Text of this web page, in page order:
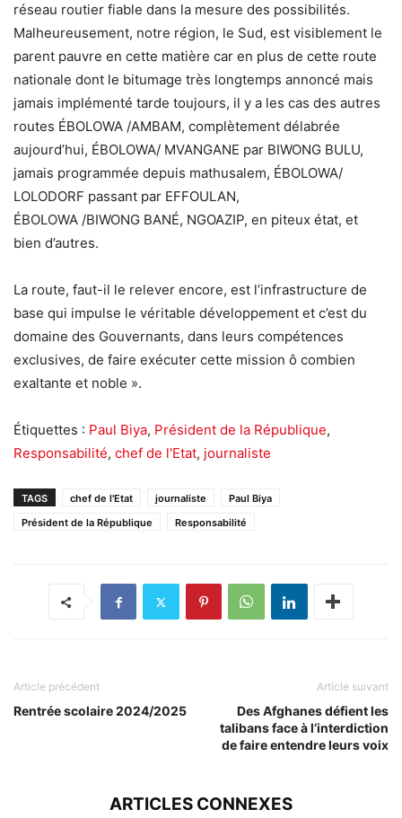
réseau routier fiable dans la mesure des possibilités.
Malheureusement, notre région, le Sud, est visiblement le
parent pauvre en cette matière car en plus de cette route
nationale dont le bitumage très longtemps annoncé mais
jamais implémenté tarde toujours, il y a les cas des autres
routes ÉBOLOWA /AMBAM, complètement délabrée
aujourd’hui, ÉBOLOWA/ MVANGANE par BIWONG BULU,
jamais programmée depuis mathusalem, ÉBOLOWA/
LOLODORF passant par EFFOULAN,
ÉBOLOWA /BIWONG BANÉ, NGOAZIP, en piteux état, et
bien d’autres.
La route, faut-il le relever encore, est l’infrastructure de
base qui impulse le véritable développement et c’est du
domaine des Gouvernants, dans leurs compétences
exclusives, de faire exécuter cette mission ô combien
exaltante et noble ».
Étiquettes : Paul Biya, Président de la République,
Responsabilité, chef de l'Etat, journaliste
TAGS chef de l'Etat journaliste
Paul Biya
Président de la République
Responsabilité
Article précédent
Rentrée scolaire 2024/2025
Article suivant
Des Afghanes défient les
talibans face à l’interdiction
de faire entendre leurs voix
ARTICLES CONNEXES